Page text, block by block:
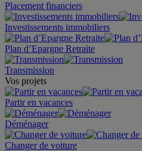
Placement financiers
Investissements immobiliers
Plan d’Epargne Retraite
Transmission
Vos projets
Partir en vacances
Déménager
Changer de voiture